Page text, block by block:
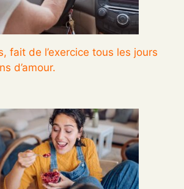
fait de l’exercice tous les jours
d’amour.